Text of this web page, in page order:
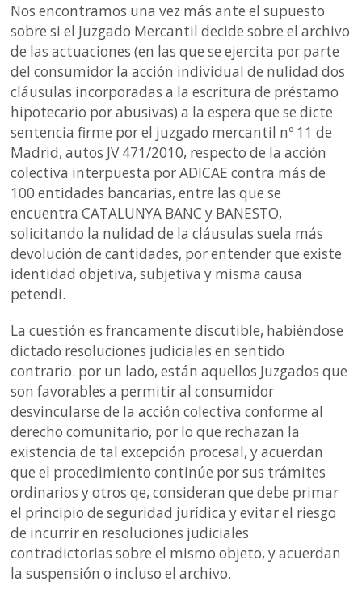
Nos encontramos una vez más ante el supuesto
sobre si el Juzgado Mercantil decide sobre el archivo
de las actuaciones (en las que se ejercita por parte
del consumidor la acción individual de nulidad dos
cláusulas incorporadas a la escritura de préstamo
hipotecario por abusivas) a la espera que se dicte
sentencia firme por el juzgado mercantil nº 11 de
Madrid, autos JV 471/2010, respecto de la acción
colectiva interpuesta por ADICAE contra más de
100 entidades bancarias, entre las que se
encuentra CATALUNYA BANC y BANESTO,
solicitando la nulidad de la cláusulas suela más
devolución de cantidades, por entender que existe
identidad objetiva, subjetiva y misma causa
petendi.
La cuestión es francamente discutible, habiéndose
dictado resoluciones judiciales en sentido
contrario. por un lado, están aquellos Juzgados que
son favorables a permitir al consumidor
desvincularse de la acción colectiva conforme al
derecho comunitario, por lo que rechazan la
existencia de tal excepción procesal, y acuerdan
que el procedimiento continúe por sus trámites
ordinarios y otros qe, consideran que debe primar
el principio de seguridad jurídica y evitar el riesgo
de incurrir en resoluciones judiciales
contradictorias sobre el mismo objeto, y acuerdan
la suspensión o incluso el archivo.